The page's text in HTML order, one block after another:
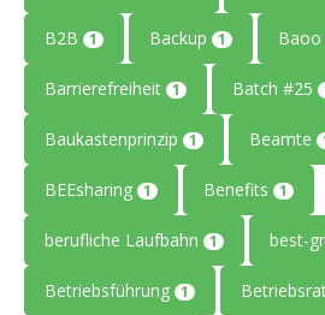
B2B 1 Backup 1 Baoo
Barrierefreiheit 1 Batch #25
Baukastenprinzip 1 Beamte
BEEsharing 1 Benefits 1
berufliche Laufbahn 1 best-
Betriebsführung 1